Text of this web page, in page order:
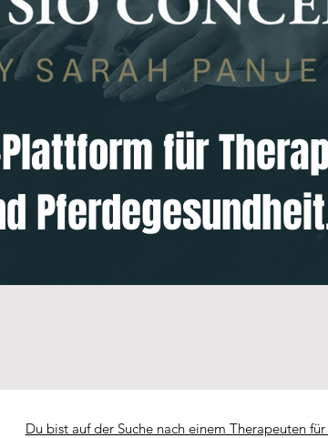
für
Du bist auf der Suche nach einem Therapeuten